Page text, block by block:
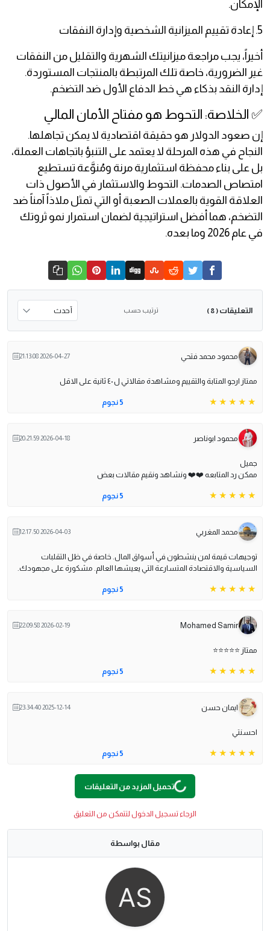
الإمكان.
5. إعادة تقييم الميزانية الشخصية وإدارة النفقات
أخيراً، يجب مراجعة ميزانيتك الشهرية والتقليل من النفقات
غير الضرورية، خاصة تلك المرتبطة بالمنتجات المستوردة.
إدارة النقد بذكاء هي خط الدفاع الأول ضد التضخم.
✅ الخلاصة: التحوط هو مفتاح الأمان المالي
إن صعود الدولار هو حقيقة اقتصادية لا يمكن تجاهلها.
النجاح في هذه المرحلة لا يعتمد على التنبؤ باتجاهات العملة،
بل على بناء محفظة استثمارية مرنة ومُنوَّعة تستطيع
امتصاص الصدمات. التحوط والاستثمار في الأصول ذات
العلاقة القوية بالعملات الصعبة أو التي تمثل ملاذاً آمناً ضد
التضخم، هما أفضل استراتيجية لضمان استمرار نمو ثروتك
في عام 2026 وما بعده.
التعليقات ( 8 ) ترتيب حسب
محمود محمد فتحي 2026-04-27 21:13:08
ممتاز ارجو المتابة والتقييم ومشاهدة مقالاتي ل ٤٠ ثانية على الاقل
5 نجوم
محمود ابوناصر 2026-04-18 20:21:59
جميل
ممكن رد المتابعه ❤️❤️ ونشاهد ونقيم مقالات بعض
5 نجوم
محمد المغربي 2026-04-03 12:17:50
توجيهات قيمة لمن ينشطون في أسواق المال. خاصة في ظل التقلبات
السياسية والاقتصادة المتسارعة التي يعيشها العالم. مشكورة على مجهودك.
5 نجوم
Mohamed Samir
2026-02-19 22:09:58
ممتاز ⭐️⭐️⭐️⭐️⭐️
5 نجوم
ايمان حسن 2025-12-14 23:34:40
احسنتي
5 نجوم
L
O
A
Di
NG
...
تحميل المزيد من التعليقات
الرجاء تسجيل الدخول لتتمكن من التعليق
مقال بواسطة